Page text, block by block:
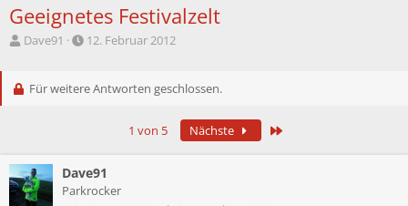
Geeignetes Festivalzelt
E
t
r
Dave91
E
t
a
m
12. Februar 2012
Für weitere Antworten geschlossen.
1 von 5 Nächste
Dave91
Parkrocker